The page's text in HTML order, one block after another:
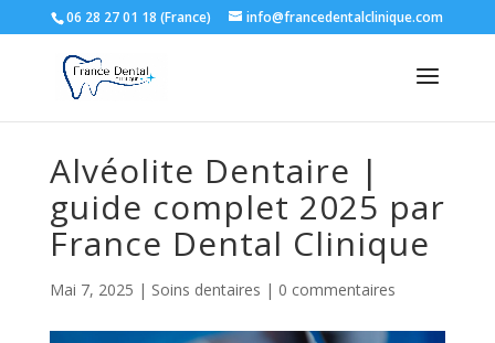
06 28 27 01 18 (France) info@francedentalclinique.com
Alvéolite Dentaire |
guide complet 2025 par
France Dental Clinique
Mai 7, 2025 | Soins dentaires | 0 commentaires